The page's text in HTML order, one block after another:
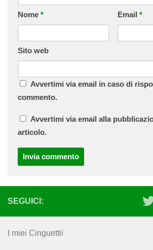
Nome * Email *
Sito web
Avvertimi via email in caso di
commento.
Avvertimi via email alla
articolo.
SEGUICI:
I miei Cinguettii